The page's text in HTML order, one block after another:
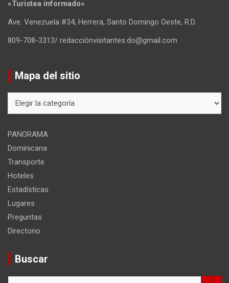
«Turistea informado»
Ave. Venezuela #34, Herrera, Santo Domingo Oeste, R.D.
809-708-3313/ redacciónvisitantes.do@gmail.com
Mapa del sitio
del
PANORAMA
Dominicana
Transporte
Hoteles
Estadísticas
Lugares
Preguntas
Directorio
Buscar